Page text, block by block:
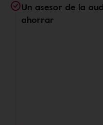
Un asesor de la
ahorrar